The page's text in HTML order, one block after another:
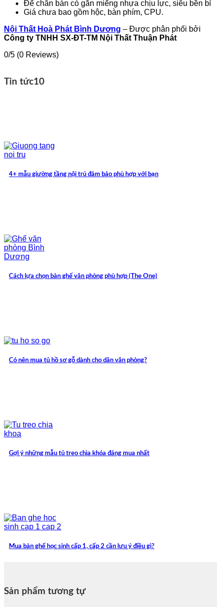
Đế chân bàn có gắn miếng nhựa chịu lực, siêu bền bỉ
Giá chưa bao gồm hộc, bàn phím, CPU.
Nội Thất Hoà Phát Bình Dương – Được phân phối bởi
Công ty TNHH SX-ĐT-TM Nội Thất Thuận Phát
0/5 (0 Reviews)
Tin tức10
4+ mẫu giường tầng nội trú đảm bảo phù hợp với bạn
Cách lựa chọn bàn ghế văn phòng phù hợp (The One)
Có nên mua tủ hồ sơ gỗ dành cho dân văn phòng?
Gợi ý những mẫu tủ treo chìa khóa đáng mua nhất
Mua bàn ghế học sinh cấp 1, cấp 2 cần lưu ý điều gì?
Sản phẩm tương tự